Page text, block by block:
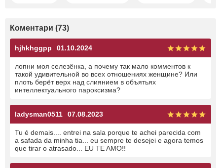
Коментари (73)
hjhkhggpp 01.10.2024
лопни моя селезёнка, а почему так мало комментов к
такой удивительной во всех отношениях женщине? Или
плоть берёт верх над слиянием в объятьях
интеллектуального пароксизма?
ladysman0511 07.08.2023
Tu é demais.... entrei na sala porque te achei parecida com
a safada da minha tia... eu sempre te desejei e agora temos
que tirar o atrasado... EU TE AMO!!